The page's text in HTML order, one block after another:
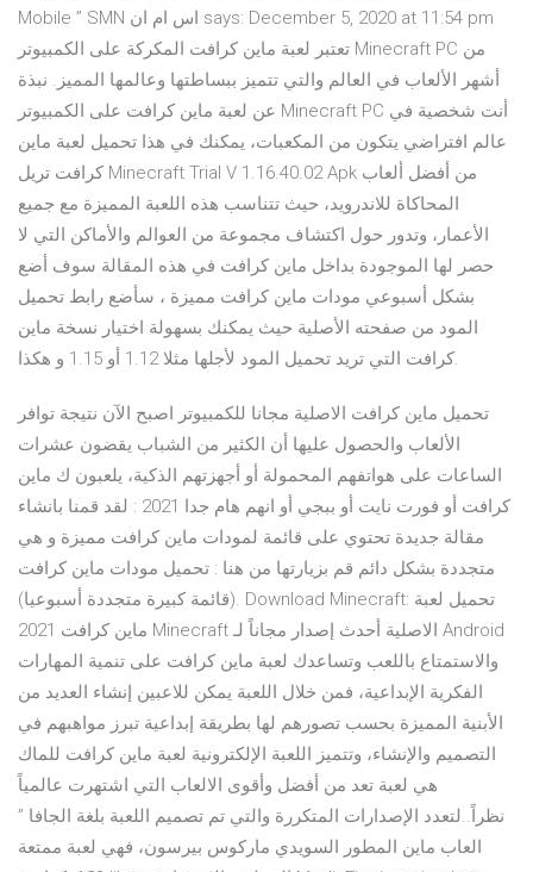
Mobile ” SMN اس ام ان says: December 5, 2020 at 11:54 pm
تعتبر لعبة ماين كرافت المكركة على الكمبيوتر Minecraft PC من
أشهر الألعاب في العالم والتي تتميز ببساطتها وعالمها المميز. نبذة
عن لعبة ماين كرافت على الكمبيوتر Minecraft PC أنت شخصية في
عالم افتراضي يتكون من المكعبات، يمكنك في هذا تحميل لعبة ماين
كرافت تريل Minecraft Trial V 1.16.40.02 Apk من أفضل ألعاب
المحاكاة للاندرويد، حيث تتناسب هذه اللعبة المميزة مع جميع
الأعمار، وتدور حول اكتشاف مجموعة من العوالم والأماكن التي لا
حصر لها الموجودة بداخل ماين كرافت في هذه المقالة سوف أضع
بشكل أسبوعي مودات ماين كرافت مميزة ، سأضع رابط تحميل
المود من صفحته الأصلية حيث يمكنك بسهولة اختيار نسخة ماين
كرافت التي تريد تحميل المود لأجلها مثلا 1.12 أو 1.15 و هكذا.
تحميل ماين كرافت الاصلية مجانا للكمبيوتر اصبح الآن نتيجة توافر
الألعاب والحصول عليها أن الكثير من الشباب يقضون عشرات
الساعات على هواتفهم المحمولة أو أجهزتهم الذكية، يلعبون ك ماين
كرافت أو فورت نايت أو ببجي أو انهم هام جدا 2021 : لقد قمنا بانشاء
مقالة جديدة تحتوي على قائمة لمودات ماين كرافت مميزة و هي
متجددة بشكل دائم قم بزيارتها من هنا : تحميل مودات ماين كرافت
(قائمة كبيرة متجددة أسبوعيا). Download Minecraft: تحميل لعبة
ماين كرافت 2021 Minecraft الاصلية أحدث إصدار مجاناً لـ Android
والاستمتاع باللعب وتساعدك لعبة ماين كرافت على تنمية المهارات
الفكرية الإبداعية، فمن خلال اللعبة يمكن للاعبين إنشاء العديد من
الأبنية المميزة بحسب تصورهم لها بطريقة إبداعية تبرز مواهبهم في
التصميم والإنشاء، وتتميز اللعبة الإلكترونية لعبة ماين كرافت للماك
هي لعبة تعد من أفضل وأقوى الالعاب التي اشتهرت عالمياً
نظراً..لتعدد الإصدارات المتكررة والتي تم تصميم اللعبة بلغة الجافا ”
المطور السويدي ماركوس بيرسون، فهي لعبة ممتعة ‎العاب ماين